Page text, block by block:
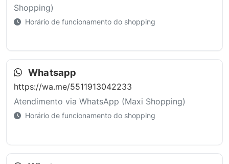
Shopping)
Horário de funcionamento do shopping
Whatsapp
https://wa.me/5511913042233
Atendimento via WhatsApp (Maxi Shopping)
Horário de funcionamento do shopping